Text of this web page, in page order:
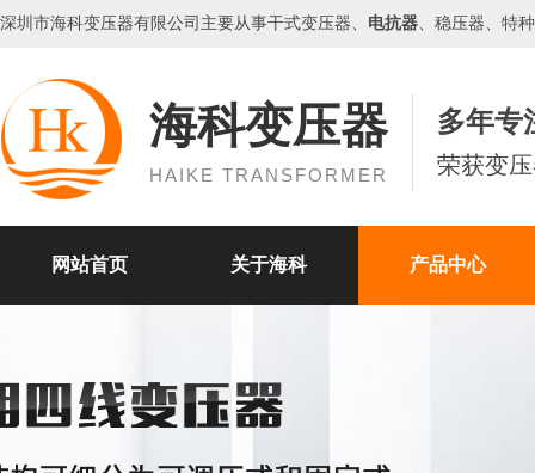
深圳市海科变压器有限公司主要从事干式变压器、 电抗器、 稳压器、特
海科变压器
HAIKE TRANSFORMER
多年专
荣获变
网站首页 关于海科 产品中心